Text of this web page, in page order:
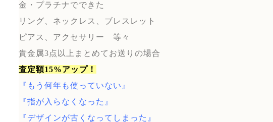
金・プラチナでできた
リング、ネックレス、ブレスレット
ピアス、アクセサリー 等々
貴金属3点以上まとめてお送りの場合
査定額15%アップ！
『もう何年も使っていない』
『指が入らなくなった』
『デザインが古くなってしまった』